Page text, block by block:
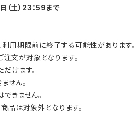
土）23：59まで
用期限前に終了する可能性があります。
文が対象となります。
けます。
せん。
きません。
品は対象外となります。